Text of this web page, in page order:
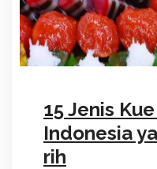
15 Jenis
Indonesia
rih